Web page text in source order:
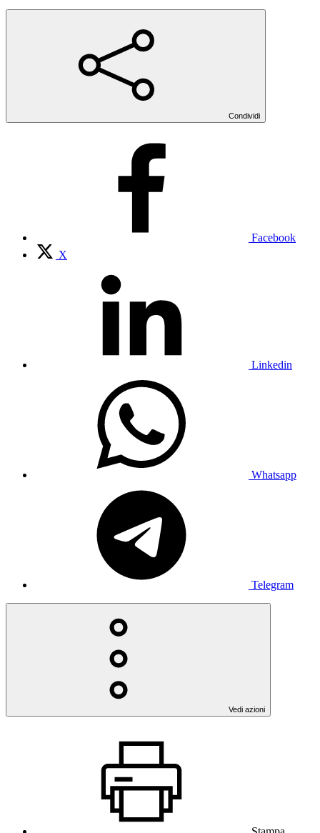
Condividi
Facebook
X
Linkedin
Whatsapp
Telegram
Vedi azioni